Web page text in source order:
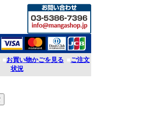
■お買い物かごを見る ■ご注文
状況